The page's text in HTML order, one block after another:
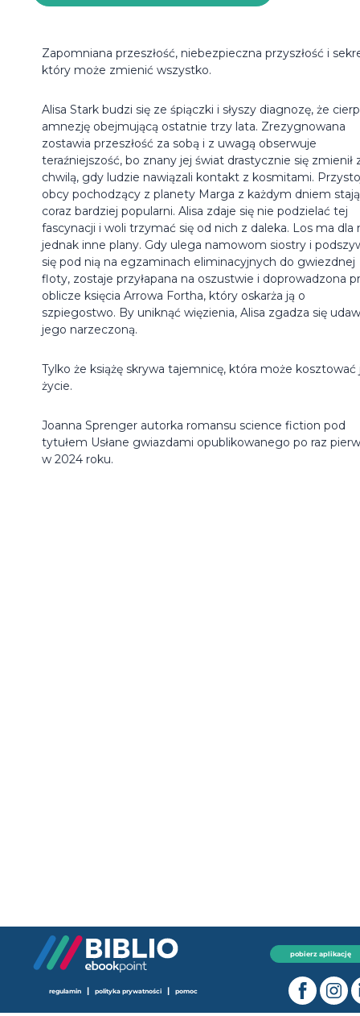
Zapomniana przeszłość, niebezpieczna przyszłość i
który może zmienić wszystko.
Alisa Stark budzi się ze śpiączki i słyszy diagnozę, że
amnezję obejmującą ostatnie trzy lata. Zrezygnowana
zostawia przeszłość za sobą i z uwagą obserwuje
teraźniejszość, bo znany jej świat drastycznie się zmienił
chwilą, gdy ludzie nawiązali kontakt z kosmitami.
obcy pochodzący z planety Marga z każdym dniem
coraz bardziej popularni. Alisa zdaje się nie podzielać tej
fascynacji i woli trzymać się od nich z daleka. Los ma dla
jednak inne plany. Gdy ulega namowom siostry i
się pod nią na egzaminach eliminacyjnych do gwiezdnej
floty, zostaje przyłapana na oszustwie i doprowadzona
oblicze księcia Arrowa Fortha, który oskarża ją o
szpiegostwo. By uniknąć więzienia, Alisa zgadza się
jego narzeczoną.
Tylko że książę skrywa tajemnicę, która może kosztować
życie.
Joanna Sprenger autorka romansu science fiction pod
tytułem Usłane gwiazdami opublikowanego po raz
w 2024 roku.
pobierz aplikację
regulamin | polityka prywatności | pomoc